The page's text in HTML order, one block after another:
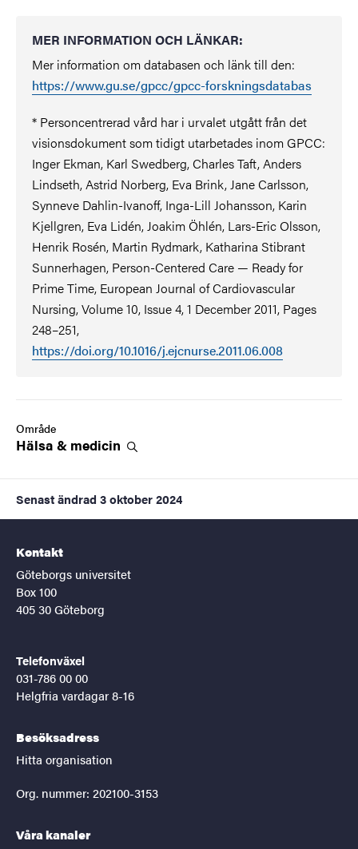
MER INFORMATION OCH LÄNKAR:
Mer information om databasen och länk till den:
https://www.gu.se/gpcc/gpcc-forskningsdatabas
* Personcentrerad vård har i urvalet utgått från det
visionsdokument som tidigt utarbetades inom GPCC:
Inger Ekman, Karl Swedberg, Charles Taft, Anders
Lindseth, Astrid Norberg, Eva Brink, Jane Carlsson,
Synneve Dahlin-Ivanoff, Inga-Lill Johansson, Karin
Kjellgren, Eva Lidén, Joakim Öhlén, Lars-Eric Olsson,
Henrik Rosén, Martin Rydmark, Katharina Stibrant
Sunnerhagen, Person-Centered Care — Ready for
Prime Time, European Journal of Cardiovascular
Nursing, Volume 10, Issue 4, 1 December 2011, Pages
248–251,
https://doi.org/10.1016/j.ejcnurse.2011.06.008
Område
Hälsa & medicin
Senast ändrad 3 oktober 2024
Kontakt
Göteborgs universitet
Box 100
405 30 Göteborg
Telefonväxel
031-786 00 00
Helgfria vardagar 8-16
Besöksadress
Hitta organisation
Org. nummer: 202100-3153
Våra kanaler